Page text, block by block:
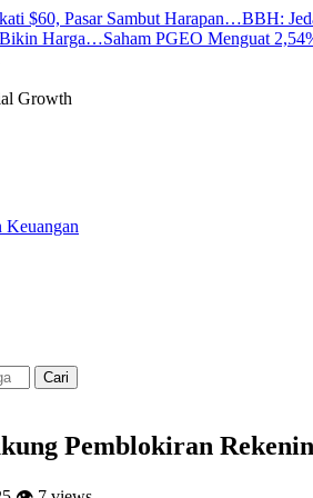
$60, Pasar Sambut Harapan…BBH:
Bikin Harga…Saham PGEO Menguat
Growth
Keuangan
Cari
Pemblokiran